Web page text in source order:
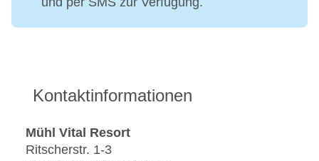
Kontaktinformationen
Mühl Vital Resort
Ritscherstr. 1-3